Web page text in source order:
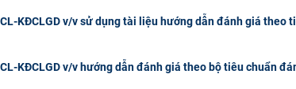
KĐCLGD v/v sử dụng tài liệu hướng dẫn đánh giá
KĐCLGD v/v hướng dẫn đánh giá theo bộ tiêu chuẩn